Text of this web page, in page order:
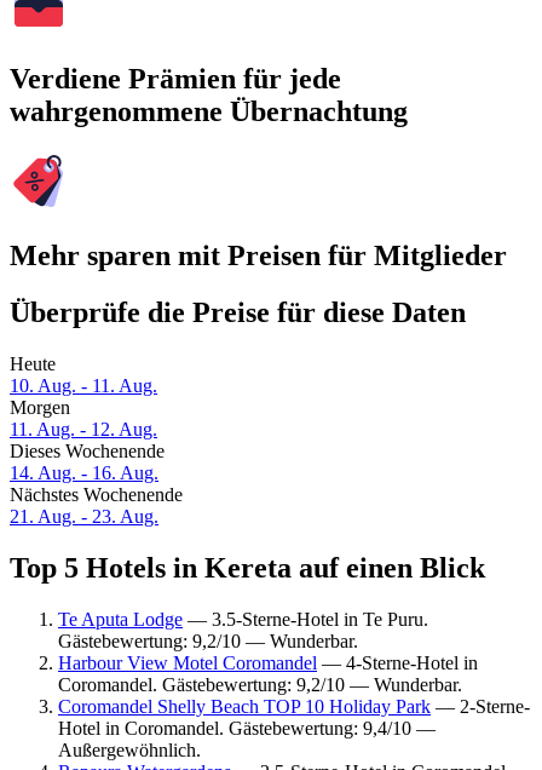
Verdiene Prämien für jede
wahrgenommene Übernachtung
Mehr sparen mit Preisen für Mitglieder
Überprüfe die Preise für diese Daten
Heute
10. Aug. - 11. Aug.
Morgen
11. Aug. - 12. Aug.
Dieses Wochenende
14. Aug. - 16. Aug.
Nächstes Wochenende
21. Aug. - 23. Aug.
Top 5 Hotels in Kereta auf einen Blick
Te Aputa Lodge — 3.5-Sterne-Hotel in Te Puru.
Gästebewertung: 9,2/10 — Wunderbar.
Harbour View Motel Coromandel — 4-Sterne-Hotel in
Coromandel. Gästebewertung: 9,2/10 — Wunderbar.
Coromandel Shelly Beach TOP 10 Holiday Park — 2-Sterne-
Hotel in Coromandel. Gästebewertung: 9,4/10 —
Außergewöhnlich.